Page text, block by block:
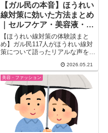
【ガル民の本音】ほうれい
線対策に効いた方法まとめ
｜セルフケア・美容液・ク
リニック施術のリアル
【ほうれい線対策の体験談まと
め】ガル民117人がほうれい線対
策について語ったリアルな声を厳
ンデの塗り方・ヒアルロン酸・糸
リフトまで、効果があった方法を
徹底まとめ。アラフィフの「痩せ
すぎ注意」情報も。
2026.05.21
美容・ファッション